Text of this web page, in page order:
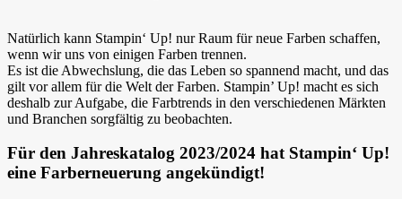
Natürlich kann Stampin‘ Up! nur Raum für neue Farben schaffen,
wenn wir uns von einigen Farben trennen.
Es ist die Abwechslung, die das Leben so spannend macht, und das
gilt vor allem für die Welt der Farben. Stampin’ Up! macht es sich
deshalb zur Aufgabe, die Farbtrends in den verschiedenen Märkten
und Branchen sorgfältig zu beobachten.
Für den Jahreskatalog 2023/2024 hat Stampin‘ Up!
eine Farberneuerung angekündigt!